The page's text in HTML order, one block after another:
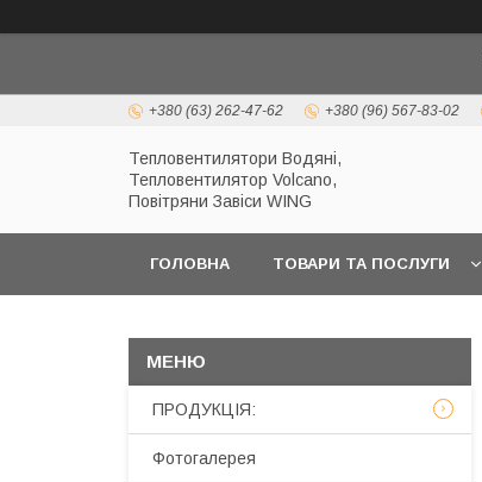
+380 (63) 262-47-62 +380 (96) 567-83-02
Тепловентилятори Водяні,
Тепловентилятор Volcano,
Повітряни Завіси WING
ГОЛОВНА ТОВАРИ ТА ПОСЛУГИ
ПРОДУКЦІЯ:
Фотогалерея